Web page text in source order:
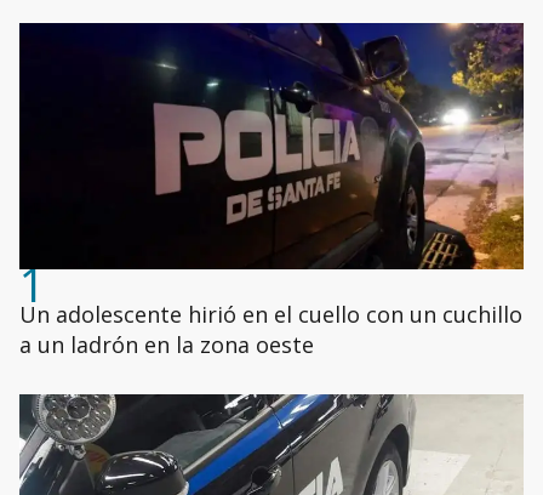
1
Un adolescente hirió en el cuello con un cuchillo
a un ladrón en la zona oeste